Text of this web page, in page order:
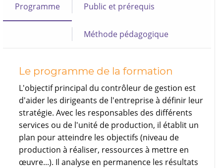
Programme Public et prérequis
Méthode pédagogique
Le programme de la formation
L'objectif principal du contrôleur de gestion est
d'aider les dirigeants de l'entreprise à définir leur
stratégie. Avec les responsables des différents
services ou de l'unité de production, il établit un
plan pour atteindre les objectifs (niveau de
production à réaliser, ressources à mettre en
œuvre...). Il analyse en permanence les résultats